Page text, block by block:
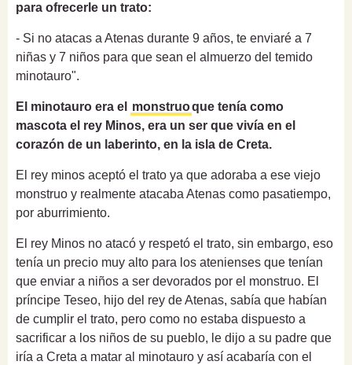
para ofrecerle un trato:
- Si no atacas a Atenas durante 9 años, te enviaré a 7
niñas y 7 niños para que sean el almuerzo del temido
minotauro".
El minotauro era el monstruoque tenía como
mascota el rey Minos, era un ser que vivía en el
corazón de un laberinto, en la isla de Creta.
El rey minos aceptó el trato ya que adoraba a ese viejo
monstruo y realmente atacaba Atenas como pasatiempo,
por aburrimiento.
El rey Minos no atacó y respetó el trato, sin embargo, eso
tenía un precio muy alto para los atenienses que tenían
que enviar a niños a ser devorados por el monstruo. El
príncipe Teseo, hijo del rey de Atenas, sabía que habían
de cumplir el trato, pero como no estaba dispuesto a
sacrificar a los niños de su pueblo, le dijo a su padre que
iría a Creta a matar al minotauro y así acabaría con el